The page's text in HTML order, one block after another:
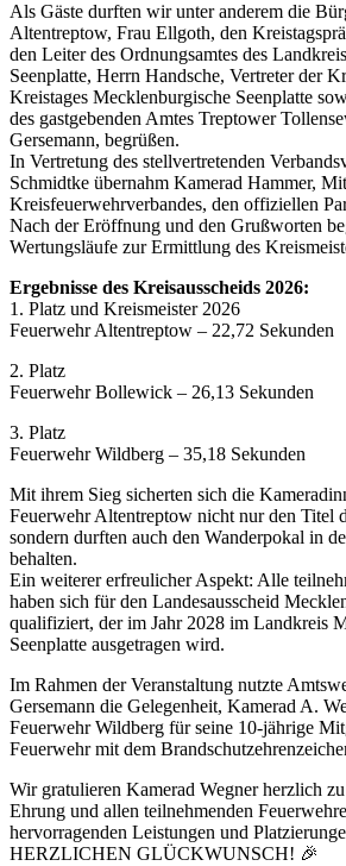
Als Gäste durften wir unter anderem die
Altentreptow, Frau Ellgoth, den
den Leiter des Ordnungsamtes des
Seenplatte, Herrn Handsche, Vertreter der
Kreistages Mecklenburgische Seenplatte
des gastgebenden Amtes Treptower
Gersemann, begrüßen.
In Vertretung des stellvertretenden
Schmidtke übernahm Kamerad Hammer,
Kreisfeuerwehrverbandes, den offiziellen
Nach der Eröffnung und den Grußworten
Wertungsläufe zur Ermittlung des
Ergebnisse des Kreisausscheids 2026:
1. Platz und Kreismeister 2026
Feuerwehr Altentreptow – 22,72 Sekunden
2. Platz
Feuerwehr Bollewick – 26,13 Sekunden
3. Platz
Feuerwehr Wildberg – 35,18 Sekunden
Mit ihrem Sieg sicherten sich die
Feuerwehr Altentreptow nicht nur den Titel
sondern durften auch den Wanderpokal in
behalten.
Ein weiterer erfreulicher Aspekt: Alle
haben sich für den Landesausscheid
qualifiziert, der im Jahr 2028 im Landkreis
Seenplatte ausgetragen wird.
Im Rahmen der Veranstaltung nutzte
Gersemann die Gelegenheit, Kamerad A.
Feuerwehr Wildberg für seine 10-jährige
Feuerwehr mit dem
Wir gratulieren Kamerad Wegner herzlich
Ehrung und allen teilnehmenden
hervorragenden Leistungen und
HERZLICHEN GLÜCKWUNSCH! 🎉